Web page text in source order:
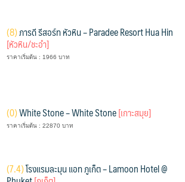
(8)ภารดี รีสอร์ท หัวหิน – Paradee Resort Hua Hin
[หัวหิน/ชะอำ]
ราคาเริ่มต้น : 1966 บาท
(0)White Stone – White Stone[เกาะสมุย]
ราคาเริ่มต้น : 22870 บาท
(7.4)โรงแรมละมุน แอท ภูเก็ต – Lamoon Hotel @